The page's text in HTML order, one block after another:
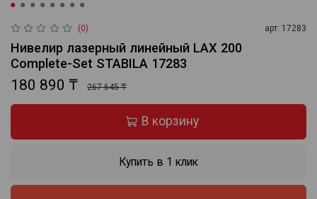
(0) арт. 17283
Нивелир лазерный линейный LAX 200
Complete-Set STABILA 17283
180 890 ₸ 267 645 ₸
В корзину
Купить в 1 клик